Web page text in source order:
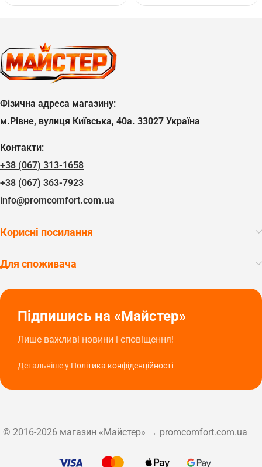
Фізична адреса магазину:
м.Рівне, вулиця Київська, 40а. 33027 Україна
Контакти:
+38 (067) 313-1658
+38 (067) 363-7923
info@promcomfort.com.ua
Корисні посилання
Для споживача
Підпишись на «Майстер»
Лише важливі новини і сповіщення!
Детальніше у Політика конфіденційності
© 2016-2026 магазин «Майстер» → promcomfort.com.ua